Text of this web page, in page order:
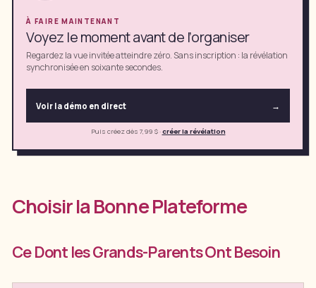
À FAIRE MAINTENANT
Voyez le moment avant de l’organiser
Regardez la vue invitée atteindre zéro. Sans inscription : la révélation
synchronisée en soixante secondes.
Voir la démo en direct →
Puis créez dès 7,99 $·créer la révélation
Choisir la Bonne Plateforme
Ce Dont les Grands-Parents Ont Besoin